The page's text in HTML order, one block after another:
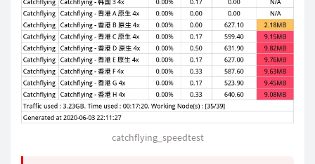
catchflying_speedtest